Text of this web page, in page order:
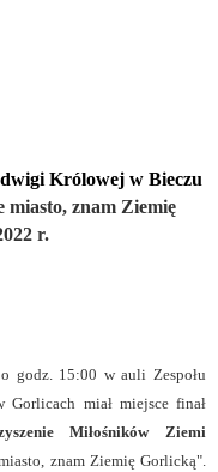
Królowej w Bieczu
znam Ziemię
r.
godz. 15:00 w auli Zespołu
Gorlicach miał miejsce finał
Miłośników Ziemi
znam Ziemię Gorlicką".